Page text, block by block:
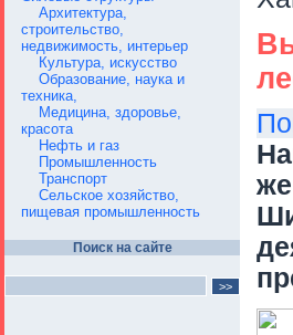
Архитектура,
строительство,
недвижимость, интерьер
Культура, искусство
Образование, наука и
техника,
Медицина, здоровье,
красота
Нефть и газ
Промышленность
Транспорт
Сельское хозяйство,
пищевая промышленность
Поиск на сайте